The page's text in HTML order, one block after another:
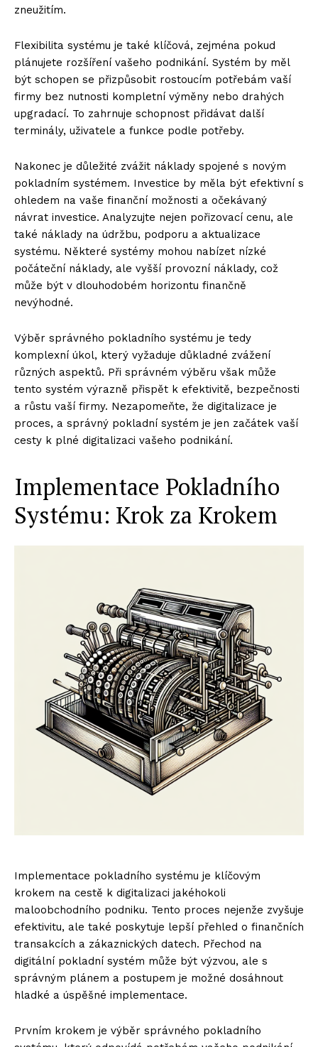
zneužitím.
Flexibilita systému je také klíčová, zejména pokud
plánujete rozšíření vašeho podnikání. Systém by měl
být schopen se přizpůsobit rostoucím potřebám vaší
firmy bez nutnosti kompletní výměny nebo drahých
upgradací. To zahrnuje schopnost přidávat další
terminály, uživatele a funkce podle potřeby.
Nakonec je důležité zvážit náklady spojené s novým
pokladním systémem. Investice by měla být efektivní s
ohledem na vaše finanční možnosti a očekávaný
návrat investice. Analyzujte nejen pořizovací cenu, ale
také náklady na údržbu, podporu a aktualizace
systému. Některé systémy mohou nabízet nízké
počáteční náklady, ale vyšší provozní náklady, což
může být v dlouhodobém horizontu finančně
nevýhodné.
Výběr správného pokladního systému je tedy
komplexní úkol, který vyžaduje důkladné zvážení
různých aspektů. Při správném výběru však může
tento systém výrazně přispět k efektivitě, bezpečnosti
a růstu vaší firmy. Nezapomeňte, že digitalizace je
proces, a správný pokladní systém je jen začátek vaší
cesty k plné digitalizaci vašeho podnikání.
Implementace Pokladního
Systému: Krok za Krokem
Implementace pokladního systému je klíčovým
krokem na cestě k digitalizaci jakéhokoli
maloobchodního podniku. Tento proces nejenže zvyšuje
efektivitu, ale také poskytuje lepší přehled o finančních
transakcích a zákaznických datech. Přechod na
digitální pokladní systém může být výzvou, ale s
správným plánem a postupem je možné dosáhnout
hladké a úspěšné implementace.
Prvním krokem je výběr správného pokladního